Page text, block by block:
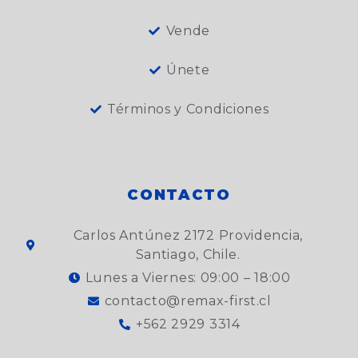
Vende
Únete
Términos y Condiciones
CONTACTO
Carlos Antúnez 2172 Providencia,
Santiago, Chile.
Lunes a Viernes: 09:00 – 18:00
contacto@remax-first.cl
+562 2929 3314